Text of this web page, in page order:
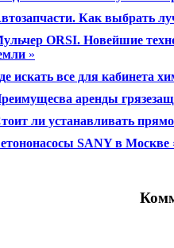
Как выбрать
ORSI. Новейшие
»
искать все для кабинета
аренды
ли устанавливать
SANY в Москве